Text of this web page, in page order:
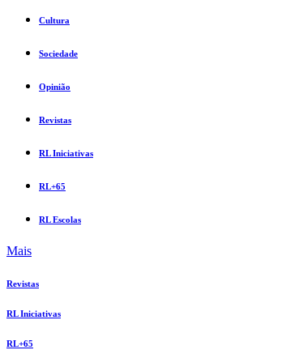
Cultura
Sociedade
Opinião
Revistas
RL Iniciativas
RL+65
RL Escolas
Mais
Revistas
RL Iniciativas
RL+65